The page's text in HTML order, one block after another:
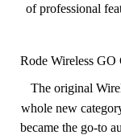
of professional
The original
whole new
became the go-to